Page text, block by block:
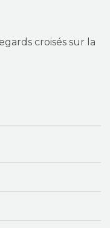
croisés sur la